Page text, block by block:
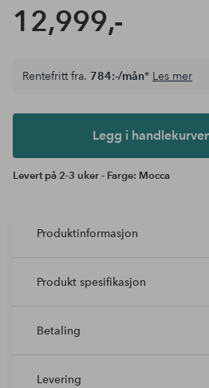
12,999,-
Legg i
Rentefritt fra. 784:-/mån* Les mer
Legg i
Levert på 2-3 uker - Farge: Mocca
Produktinformasjon
Produkt spesifikasjon
Betaling
Levering